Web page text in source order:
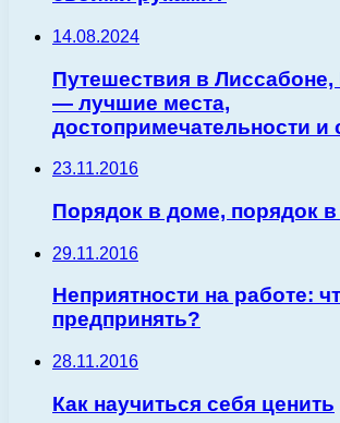
14.08.2024
Путешествия в Лиссабоне,
— лучшие места,
достопримечательности и
23.11.2016
Порядок в доме, порядок
29.11.2016
Неприятности на работе:
предпринять?
28.11.2016
Как научиться себя ценить